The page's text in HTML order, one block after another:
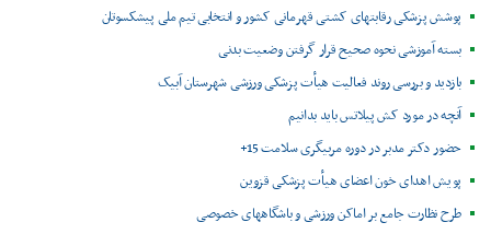
پوشش پزشکی رقابتهای کشتی قهرمانی کشور و انتخابی تیم ملی پیشکسوتان
بسته آموزشی نحوه صحیح قرار گرفتن وضعیت بدنی
بازدید و بررسی روند فعالیت هیأت پزشکی ورزشی شهرستان آبیک
آنچه در مورد کش پیلاتس باید بدانیم
حضور دکتر مدبر در دوره مربیگری سلامت 15+
پویش اهدای خون اعضای هیأت پزشکی قزوین
طرح نظارت جامع بر اماکن ورزشی و باشگاههای خصوصی